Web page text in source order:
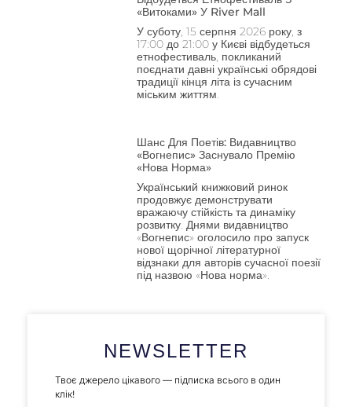
«Витоками» У River Mall
У суботу, 15 серпня 2026 року, з
17:00 до 21:00 у Києві відбудеться
етнофестиваль, покликаний
поєднати давні українські обрядові
традиції кінця літа із сучасним
міським життям.
Шанс Для Поетів: Видавництво
«Вогнепис» Заснувало Премію
«Нова Норма»
Український книжковий ринок
продовжує демонструвати
вражаючу стійкість та динаміку
розвитку. Днями видавництво
«Вогнепис» оголосило про запуск
нової щорічної літературної
відзнаки для авторів сучасної поезії
під назвою «Нова норма».
NEWSLETTER
Твоє джерело цікавого — підписка всього в один
клік!